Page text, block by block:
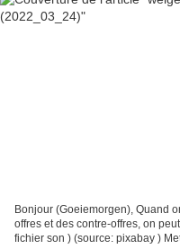
Bonjour (Goeiemorgen), Quand
offres et des contre-offres, on
fichier son ) (source: pixabay )